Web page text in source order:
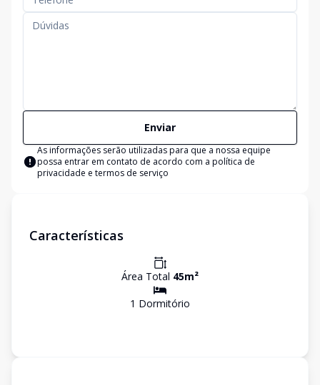
Enviar
As informações serão utilizadas para que a nossa equipe
possa entrar em contato de acordo com a política de
privacidade e termos de serviço
Características
Área Total 45m²
1 Dormitório